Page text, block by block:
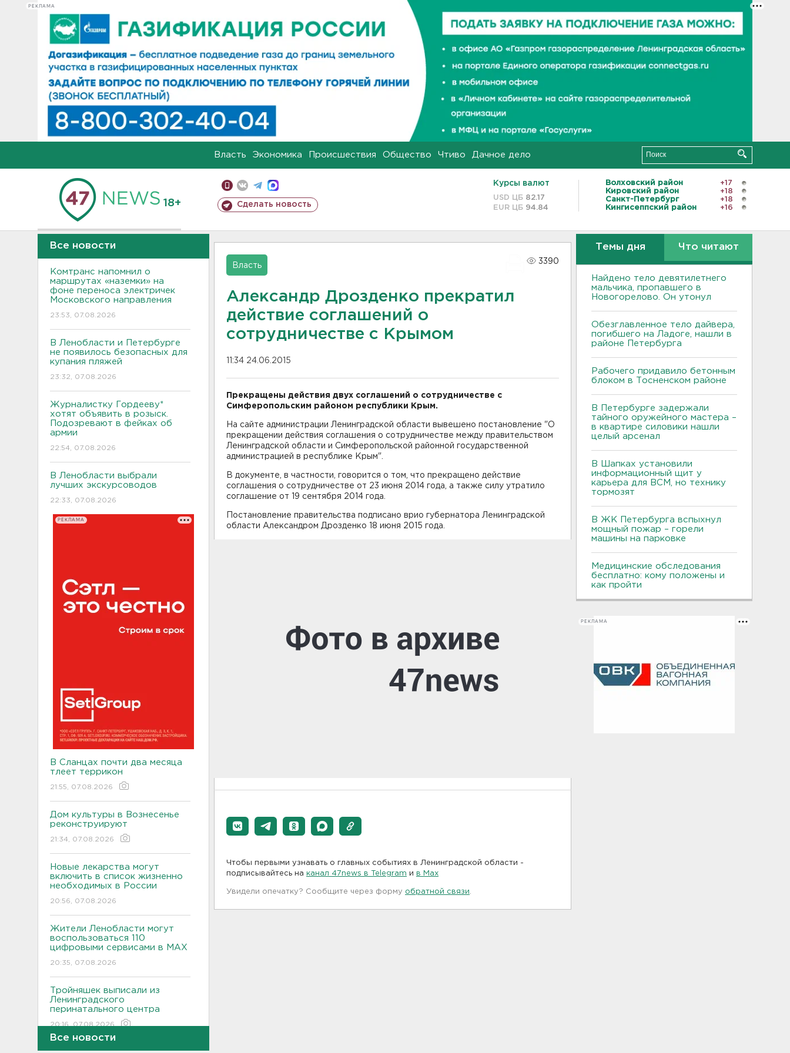
РЕКЛАМА
Власть Экономика Происшествия Общество Чтиво Дачное дело
18+ Сделать новость
Курсы валют
USD ЦБ 82.17
EUR ЦБ 94.84
Волховский район
+17
Кировский район
+18
Санкт-Петербург
+18
Кингисеппский район
+16
Все новости
Комтранс напомнил о
маршрутах «наземки» на
фоне переноса электричек
Московского направления
23:53, 07.08.2026
В Ленобласти и Петербурге
не появилось безопасных для
купания пляжей
23:32, 07.08.2026
Журналистку Гордееву*
хотят объявить в розыск.
Подозревают в фейках об
армии
22:54, 07.08.2026
В Ленобласти выбрали
лучших экскурсоводов
22:33, 07.08.2026
РЕКЛАМА
В Сланцах почти два месяца
тлеет террикон
21:55, 07.08.2026
Дом культуры в Вознесенье
реконструируют
21:34, 07.08.2026
Новые лекарства могут
включить в список жизненно
необходимых в России
20:56, 07.08.2026
Жители Ленобласти могут
воспользоваться 110
цифровыми сервисами в МАХ
20:35, 07.08.2026
Тройняшек выписали из
Ленинградского
перинатального центра
20:16, 07.08.2026
Все новости
Власть
3390
Александр Дрозденко прекратил
действие соглашений о
сотрудничестве с Крымом
11:34 24.06.2015
Прекращены действия двух соглашений о сотрудничестве с
Симферопольским районом республики Крым.
На сайте администрации Ленинградской области вывешено постановление "О
прекращении действия соглашения о сотрудничестве между правительством
Ленинградской области и Симферопольской районной государственной
администрацией в республике Крым".
В документе, в частности, говорится о том, что прекращено действие
соглашения о сотрудничестве от 23 июня 2014 года, а также силу утратило
соглашение от 19 сентября 2014 года.
Постановление правительства подписано врио губернатора Ленинградской
области Александром Дрозденко 18 июня 2015 года.
Чтобы первыми узнавать о главных событиях в Ленинградской области -
подписывайтесь на канал 47news в Telegram и в Maх
Увидели опечатку? Сообщите через форму обратной связи
Темы дня Что читают
Найдено тело девятилетнего
мальчика, пропавшего в
Новогорелово. Он утонул
Обезглавленное тело дайвера,
погибшего на Ладоге, нашли в
районе Петербурга
Рабочего придавило бетонным
блоком в Тосненском районе
В Петербурге задержали
тайного оружейного мастера –
в квартире силовики нашли
целый арсенал
В Шапках установили
информационный щит у
карьера для ВСМ, но технику
тормозят
В ЖК Петербурга вспыхнул
мощный пожар – горели
машины на парковке
Медицинские обследования
бесплатно: кому положены и
как пройти
РЕКЛАМА